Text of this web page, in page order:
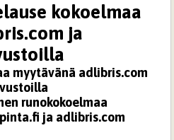
kokoelmaa
ja
myytävänä adlibris.com
runokokoelmaa
ja adlibris.com